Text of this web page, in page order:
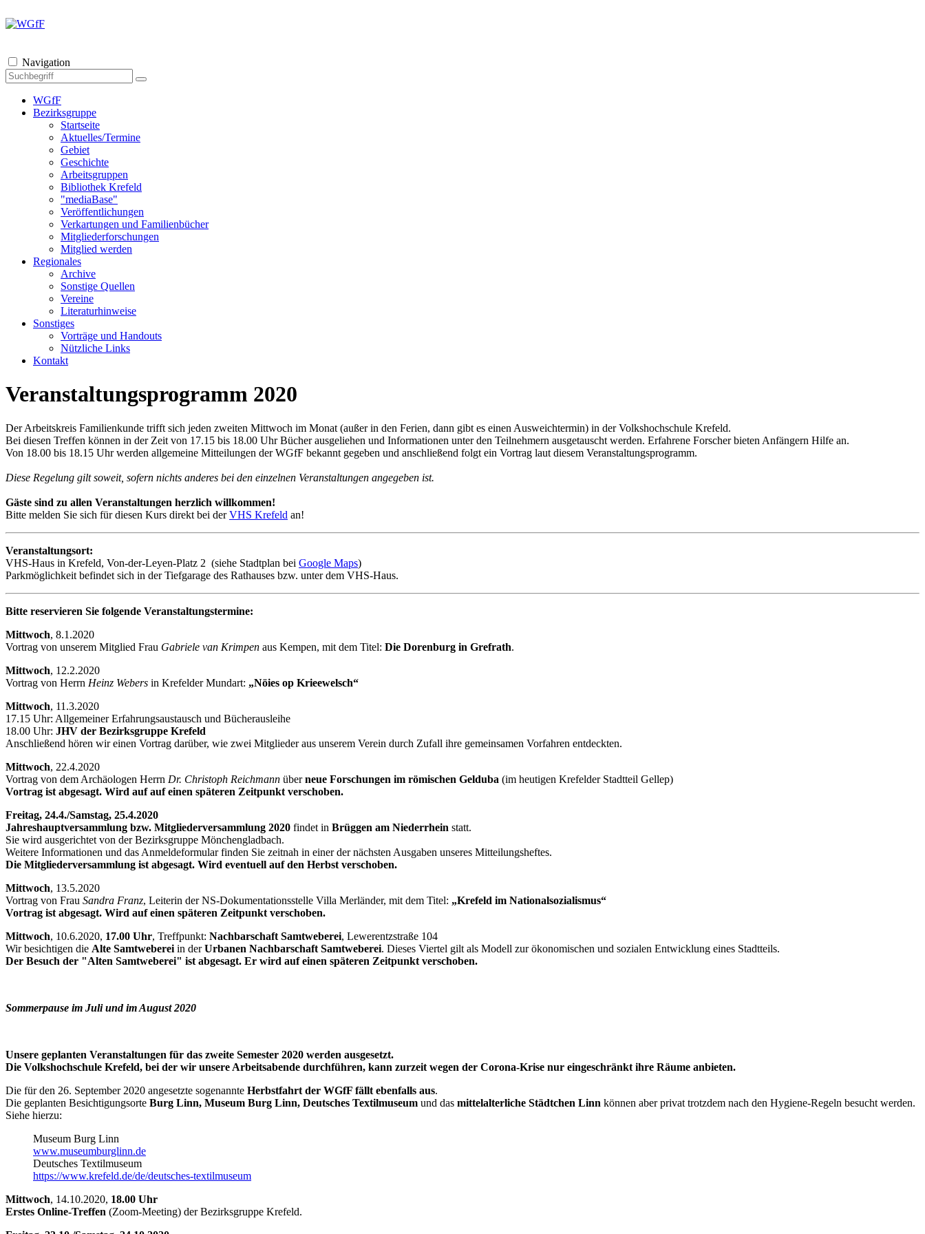
Navigation
WGfF
Bezirksgruppe
Startseite
Aktuelles/Termine
Gebiet
Geschichte
Arbeitsgruppen
Bibliothek Krefeld
"mediaBase"
Veröffentlichungen
Verkartungen und Familienbücher
Mitgliederforschungen
Mitglied werden
Regionales
Archive
Sonstige Quellen
Vereine
Literaturhinweise
Sonstiges
Vorträge und Handouts
Nützliche Links
Kontakt
Veranstaltungsprogramm 2020
Der Arbeitskreis Familienkunde trifft sich jeden zweiten Mittwoch im Monat (außer in den Ferien, dann gibt es einen Ausweichtermin) in der Volkshochschule Krefeld.
Bei diesen Treffen können in der Zeit von 17.15 bis 18.00 Uhr Bücher ausgeliehen und Informationen unter den Teilnehmern ausgetauscht werden. Erfahrene Forscher bieten Anfängern Hilfe an.
Von 18.00 bis 18.15 Uhr werden allgemeine Mitteilungen der WGfF bekannt gegeben und anschließend folgt ein Vortrag laut diesem Veranstaltungsprogramm.
Diese Regelung gilt soweit, sofern nichts anderes bei den einzelnen Veranstaltungen angegeben ist.
Gäste sind zu allen Veranstaltungen herzlich willkommen!
Bitte melden Sie sich für diesen Kurs direkt bei derVHS Krefeld an!
Veranstaltungsort:
VHS-Haus in Krefeld, Von-der-Leyen-Platz 2 (siehe Stadtplan bei Google Maps)
Parkmöglichkeit befindet sich in der Tiefgarage des Rathauses bzw. unter dem VHS-Haus.
Bitte reservieren Sie folgende Veranstaltungstermine:
Mittwoch, 8.1.2020
Vortrag von unserem Mitglied Frau Gabriele van Krimpen aus Kempen, mit dem Titel: Die Dorenburg in Grefrath.
Mittwoch, 12.2.2020
Vortrag von Herrn Heinz Webers in Krefelder Mundart: „Nöies op Krieewelsch“
Mittwoch, 11.3.2020
17.15 Uhr: Allgemeiner Erfahrungsaustausch und Bücherausleihe
18.00 Uhr: JHV der Bezirksgruppe Krefeld
Anschließend hören wir einen Vortrag darüber, wie zwei Mitglieder aus unserem Verein durch Zufall ihre gemeinsamen Vorfahren entdeckten.
Mittwoch, 22.4.2020
Vortrag von dem Archäologen Herrn Dr. Christoph Reichmann überneue Forschungen im römischen Gelduba (im heutigen Krefelder Stadtteil Gellep)
Vortrag ist abgesagt. Wird auf auf einen späteren Zeitpunkt verschoben.
Freitag, 24.4./Samstag, 25.4.2020
Jahreshauptversammlung bzw. Mitgliederversammlung 2020 findet in Brüggen am Niederrhein statt.
Sie wird ausgerichtet von der Bezirksgruppe Mönchengladbach.
Weitere Informationen und das Anmeldeformular finden Sie zeitnah in einer der nächsten Ausgaben unseres Mitteilungsheftes.
Die Mitgliederversammlung ist abgesagt. Wird eventuell auf den Herbst verschoben.
Mittwoch, 13.5.2020
Vortrag von Frau Sandra Franz, Leiterin der NS-Dokumentationsstelle Villa Merländer, mit dem Titel: „Krefeld im Nationalsozialismus“
Vortrag ist abgesagt. Wird auf einen späteren Zeitpunkt verschoben.
Mittwoch, 10.6.2020, 17.00 Uhr, Treffpunkt: Nachbarschaft Samtweberei, Lewerentzstraße 104
Wir besichtigen die Alte Samtweberei in derUrbanen Nachbarschaft Samtweberei. Dieses Viertel gilt als Modell zur ökonomischen und sozialen Entwicklung eines Stadtteils.
Der Besuch der "Alten Samtweberei" ist abgesagt. Er wird auf einen späteren Zeitpunkt verschoben.
Sommerpause im Juli und im August 2020
Unsere geplanten Veranstaltungen für das zweite Semester 2020 werden ausgesetzt.
Die Volkshochschule Krefeld, bei der wir unsere Arbeitsabende durchführen, kann zurzeit wegen der Corona-Krise nur eingeschränkt ihre Räume anbieten.
Die für den 26. September 2020 angesetzte sogenannte Herbstfahrt der WGfF fällt ebenfalls aus.
Die geplanten Besichtigungsorte Burg Linn, Museum Burg Linn, Deutsches Textilmuseum und das mittelalterliche Städtchen Linn können aber privat trotzdem nach den Hygiene-Regeln besucht werden.
Siehe hierzu:
Museum Burg Linn
www.museumburglinn.de
Deutsches Textilmuseum
https://www.krefeld.de/de/deutsches-textilmuseum
Mittwoch, 14.10.2020, 18.00 Uhr
Erstes Online-Treffen (Zoom-Meeting) der Bezirksgruppe Krefeld.